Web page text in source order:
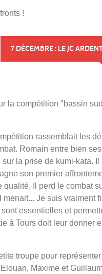
!
7 DÉCEMBRE : LE JC
la compétition "bassin
rassemblait les
Romain entre bien
la prise de kumi-kata.
son premier
Il perd le combat
Je suis vraiment
essentielles et
à Tours doit leur
troupe pour
Maxime et